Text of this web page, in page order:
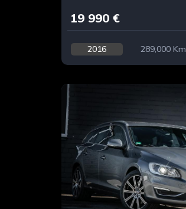
19 990 €
2016 289,000 Km